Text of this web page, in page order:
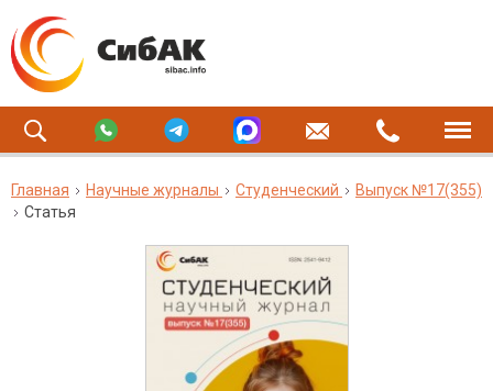
Главная Научные журналы Студенческий
Выпуск №17(355)
Статья